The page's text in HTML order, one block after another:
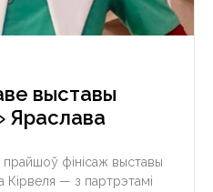
выставы
Яраслава
фінісаж выставы
— з партрэтамі